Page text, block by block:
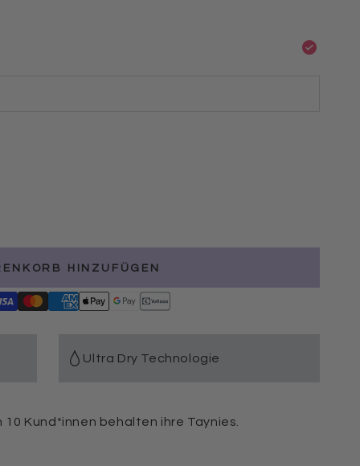
HINZUFÜGEN
Ultra Dry Technologie
Kund*innen behalten ihre Taynies.